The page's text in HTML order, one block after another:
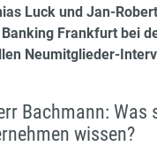
Luck und Jan-
Frankfurt bei
Neumitglieder-
Bachmann: Was
wissen?